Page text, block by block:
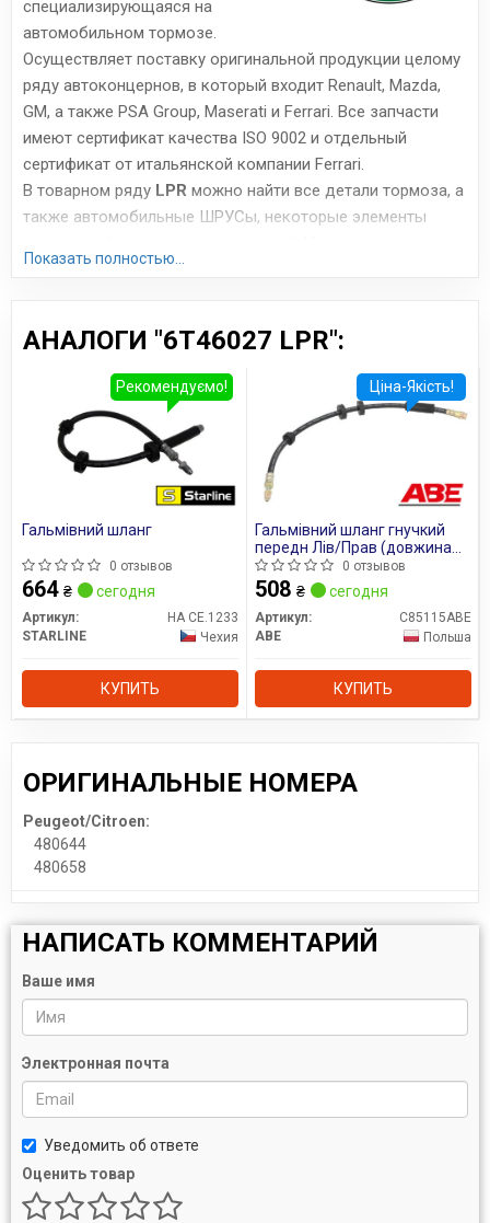
специализирующаяся на
автомобильном тормозе.
Осуществляет поставку оригинальной продукции целому
ряду автоконцернов, в который входит Renault, Mazda,
GM, а также PSA Group, Maserati и Ferrari. Все запчасти
имеют сертификат качества ISO 9002 и отдельный
сертификат от итальянской компании Ferrari.
В товарном ряду LPR можно найти все детали тормоза, а
также автомобильные ШРУСы, некоторые элементы
запчасти, производимые всего на 4 заводах, отличаются
азиатских заводов – цена примерно та же, но качество
намного выше. Особенно хороши тормоза LPR, поскольку
они имеют стабильный тормозной момент, низкую
шумность и невысокую скорость износа.
www.lpr.it
Все запчасти LPR →
Показать полностью...
АНАЛОГИ "6T46027 LPR":
Гальмівний шланг
0 отзывов
664 ₴ сегодня
Артикул:
HA CE.1233
STARLINE
Чехия
КУПИТЬ
Рекомендуємо!
Гальмівний шланг гнучкий
передн Лів/Прав (довжина
550мм, M10x1/M10x1)
PEUGEOT 605 2.0-3.0 06.89-
09.99
0 отзывов
508 ₴ сегодня
Артикул:
C85115ABE
ABE
Польша
КУПИТЬ
Ціна-Якість!
ОРИГИНАЛЬНЫЕ НОМЕРА
Peugeot/Citroen:
480644
480658
НАПИСАТЬ КОММЕНТАРИЙ
Ваше имя
Электронная почта
Уведомить об ответе
Оценить товар